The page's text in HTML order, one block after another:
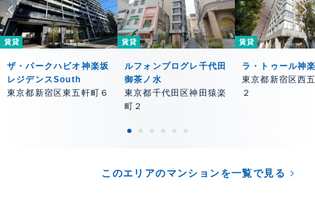
賃貸
ザ・パークハビオ神楽坂
レジデンスSouth
東京都新宿区東五軒町６
賃貸
ルフォンプログレ千代田
御茶ノ水
東京都千代田区神田猿楽
町２
賃貸
ラ・トゥール神
東京都新宿区西
２
このエリアのマンションを一覧で見る